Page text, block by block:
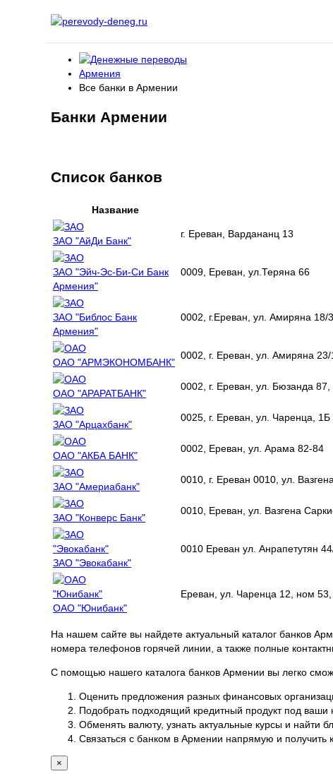
Армения
Все банки в Армении
Банки Армении
Список банков
Название
ЗАО "АйДи Банк"
г. Ереван, Вардананц 13
ЗАО "Эйч-Эс-Би-Си Банк
Армения"
0009, Ереван, ул.Теряна 66
ЗАО "Библос Банк
Армения"
0002, г.Ереван, ул. Амиряна 18/3
ОАО "АРМЭКОНОМБАНК"
0002, г. Ереван, ул. Амиряна 23/
ОАО "АРАРАТБАНК"
0002, г. Ереван, ул. Бюзанда
ЗАО "Арцахбанк"
0025, г. Ереван, ул. Чаренца, 1Б
ОАО "АКБА БАНК"
0002, Ереван, ул. Арама 82-84
ЗАО "Америабанк"
0010, г. Ереван 0010, ул.
ЗАО "Конверс Банк"
0010, Ереван, ул. Вазгена
ЗАО "Эвокабанк"
0010 Ереван ул. Анрапетутян
ОАО "Юнибанк"
Ереван, ул. Чаренца 12, ном
На нашем сайте вы найдете актуальный каталог банков
номера телефонов горячей линии, а также полные
С помощью нашего каталога банков Армении вы легко
Оценить предложения разных финансовых
Подобрать подходящий кредитный продукт под ваши
Обменять валюту, узнать актуальные курсы и найти
Связаться с банком в Армении напрямую и получить
×